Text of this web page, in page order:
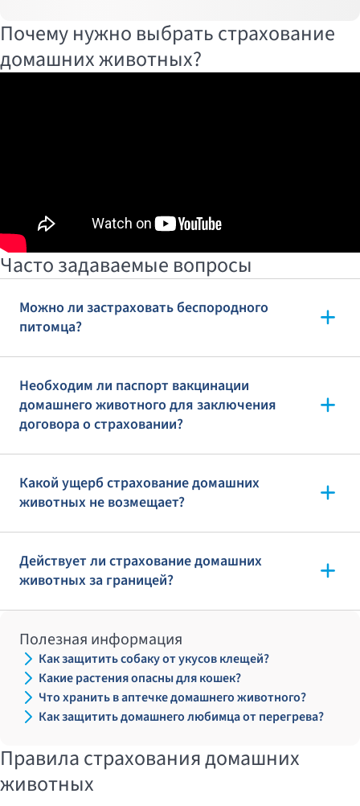
Почему нужно выбрать страхование
домашних животных?
Часто задаваемые вопросы
Можно ли застраховать беспородного
питомца?
Необходим ли паспорт вакцинации
домашнего животного для заключения
договора о страховании?
Какой ущерб страхование домашних
животных не возмещает?
Действует ли страхование домашних
животных за границей?
Полезная информация
Как защитить собаку от укусов клещей?
Какие растения опасны для кошек?
Что хранить в аптечке домашнего животного?
Как защитить домашнего любимца от перегрева?
Правила страхования домашних
животных